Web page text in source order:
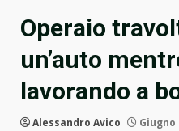
Operaio
un’auto
lavorando a
Alessandro Avico Giugno